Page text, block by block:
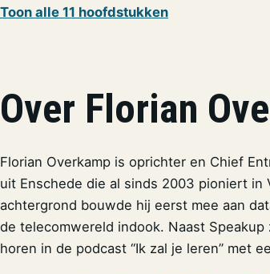
Toon alle 11 hoofdstukken
Over Florian
Florian Overkamp is oprichter en Chief
uit Enschede die al sinds 2003 pioniert
achtergrond bouwde hij eerst mee aan
de telecomwereld indook. Naast
horen in de podcast “Ik zal je leren” met